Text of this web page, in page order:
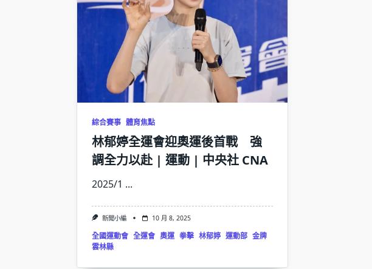
綜合賽事 體育焦點
林郁婷全運會迎奧運後首戰 強
調全力以赴 | 運動 | 中央社 CNA
2025/1 ...
新聞小編 10 月 8, 2025
全國運動會 全運會 奧運 拳擊 林郁婷 運動部 金牌
雲林縣